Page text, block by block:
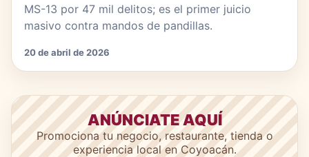
MS-13 por 47 mil delitos; es el primer juicio
masivo contra mandos de pandillas.
20 de abril de 2026
ANÚNCIATE AQUÍ
Promociona tu negocio, restaurante, tienda o
experiencia local en Coyoacán.